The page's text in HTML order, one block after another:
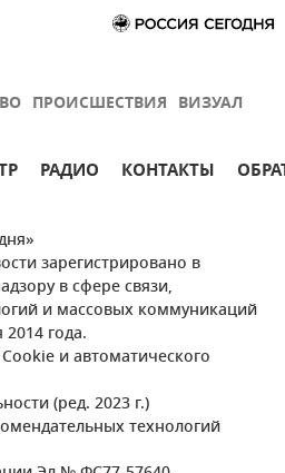
ПРОИСШЕСТВИЯ ВИЗУАЛ
РАДИО КОНТАКТЫ
зарегистрировано в
в сфере связи,
и массовых коммуникаций
года.
и автоматического
(ред. 2023 г.)
технологий